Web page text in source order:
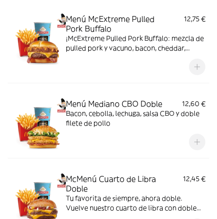
Menú McExtreme Pulled
Pork Buffalo
12,75 €
¡McExtreme Pulled Pork Buffalo: mezcla de
pulled pork y vacuno, bacon, cheddar,
Menú Mediano CBO Doble
12,60 €
Bacon, cebolla, lechuga, salsa CBO y doble
filete de pollo
McMenú Cuarto de Libra
Doble
12,45 €
Tu favorita de siempre, ahora doble.
Vuelve nuestro cuarto de libra con doble